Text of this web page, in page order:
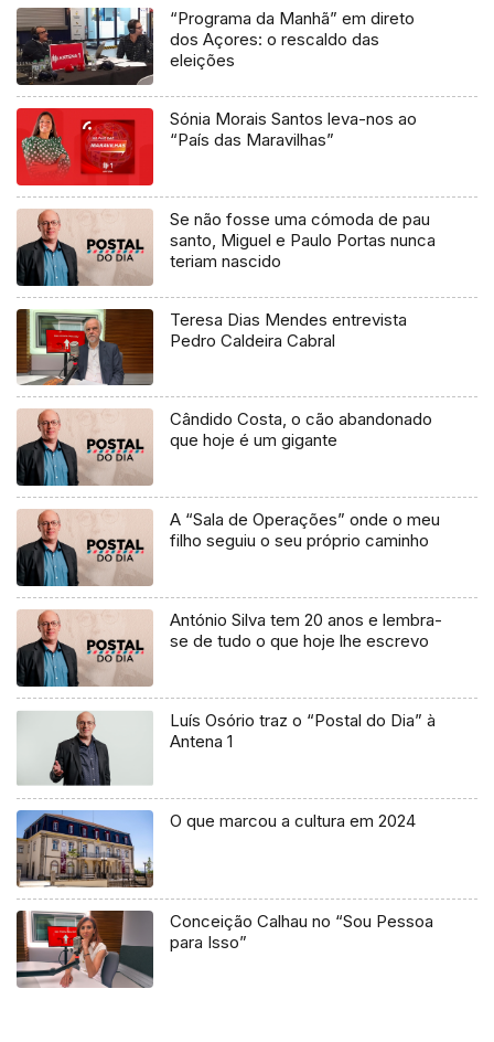
“Programa da Manhã” em direto
dos Açores: o rescaldo das
eleições
Sónia Morais Santos leva-nos ao
“País das Maravilhas”
Se não fosse uma cómoda de pau
santo, Miguel e Paulo Portas nunca
teriam nascido
Teresa Dias Mendes entrevista
Pedro Caldeira Cabral
Cândido Costa, o cão abandonado
que hoje é um gigante
A “Sala de Operações” onde o meu
filho seguiu o seu próprio caminho
António Silva tem 20 anos e lembra-
se de tudo o que hoje lhe escrevo
Luís Osório traz o “Postal do Dia” à
Antena 1
O que marcou a cultura em 2024
Conceição Calhau no “Sou Pessoa
para Isso”